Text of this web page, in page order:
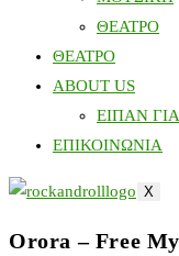
ΘΕΑΤΡΟ
ΘΕΑΤΡΟ
ABOUT US
ΕΙΠΑΝ
ΕΠΙΚΟΙΝΩΝΙΑ
X
Orora – Free